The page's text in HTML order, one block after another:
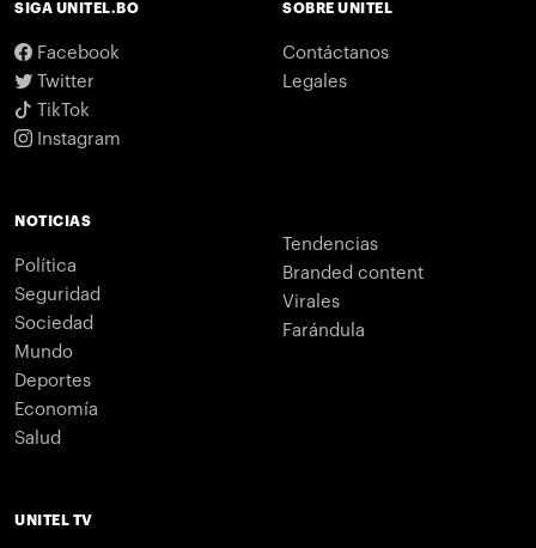
SIGA UNITEL.BO
Facebook
Twitter
TikTok
Instagram
SOBRE UNITEL
Contáctanos
Legales
NOTICIAS
Política
Seguridad
Sociedad
Mundo
Deportes
Economía
Salud
Tendencias
Branded content
Virales
Farándula
UNITEL TV